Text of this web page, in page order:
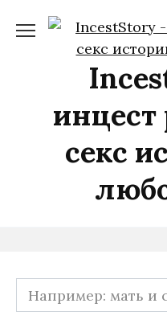
содержанию
инцест
секс
Search
for: